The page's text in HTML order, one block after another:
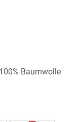
Baumwolle